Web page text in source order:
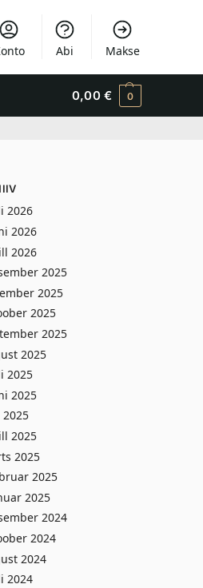
Abi Makse
0,00 € 0
2026
2026
2026
2025
2025
2025
2025
2025
2025
2025
2025
2025
2025
2025
2024
2024
2024
2024